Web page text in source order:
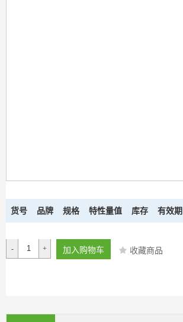
货号 品牌 规格 特性量值 库存 有效期
- + 加入购物车 收藏商品